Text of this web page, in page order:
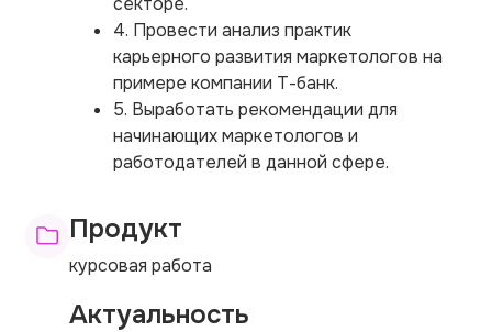
4. Провести анализ практик
карьерного развития маркетологов на
примере компании Т-банк.
5. Выработать рекомендации для
начинающих маркетологов и
работодателей в данной сфере.
Продукт
курсовая работа
Актуальность